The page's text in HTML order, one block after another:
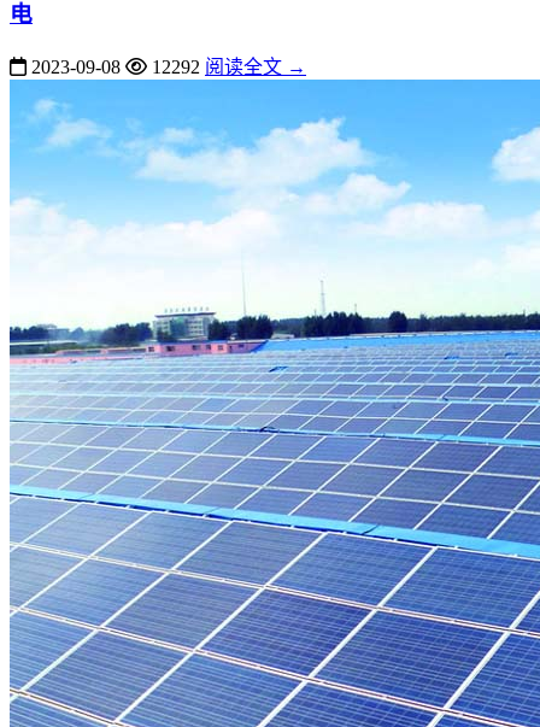
电
2023-09-08 12292 阅读全文 →